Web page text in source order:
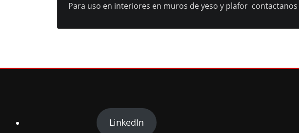
Para uso en interiores en muros de yeso y plafor contactanos
LinkedIn